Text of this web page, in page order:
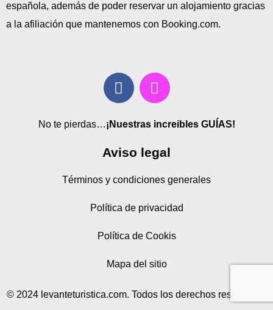
española, además de poder reservar un alojamiento gracias
a la afiliación que mantenemos con Booking.com.
No te pierdas…¡Nuestras increibles GUÍAS!
Aviso legal
Términos y condiciones generales
Política de privacidad
Política de Cookis
Mapa del sitio
© 2024 levanteturistica.com. Todos los derechos reservados